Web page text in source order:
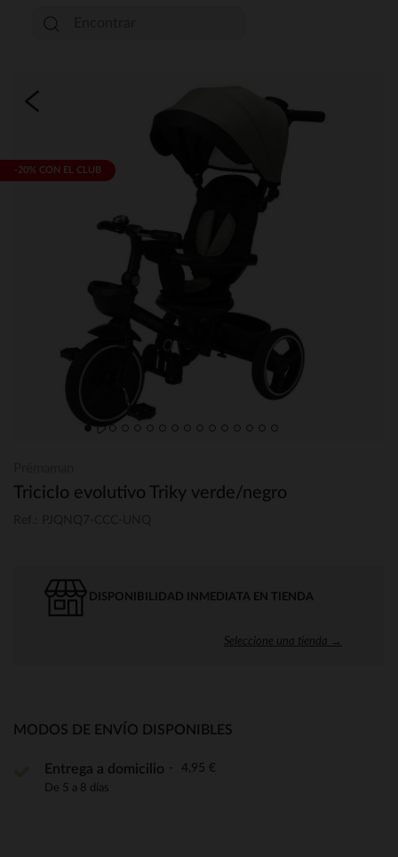
-20% CON EL CLUB
Triciclo evolutivo Triky verde/negro
DISPONIBILIDAD INMEDIATA EN TIENDA
Seleccione una tienda →
MODOS DE ENVÍO DISPONIBLES
Entrega a domicilio 4,95 €
De 5 a 8 días